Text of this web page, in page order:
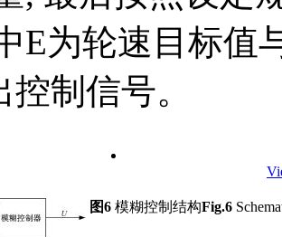
E为轮速目标值
制信号。
图6 模糊控制结构Fig.6